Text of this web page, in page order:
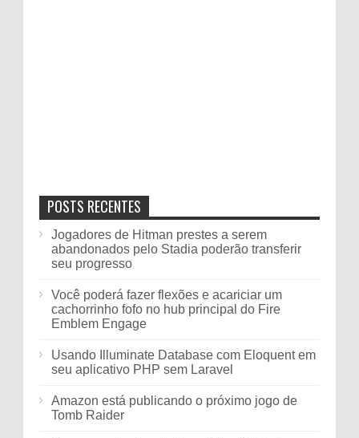
POSTS RECENTES
Jogadores de Hitman prestes a serem
abandonados pelo Stadia poderão transferir
seu progresso
Você poderá fazer flexões e acariciar um
cachorrinho fofo no hub principal do Fire
Emblem Engage
Usando Illuminate Database com Eloquent em
seu aplicativo PHP sem Laravel
Amazon está publicando o próximo jogo de
Tomb Raider